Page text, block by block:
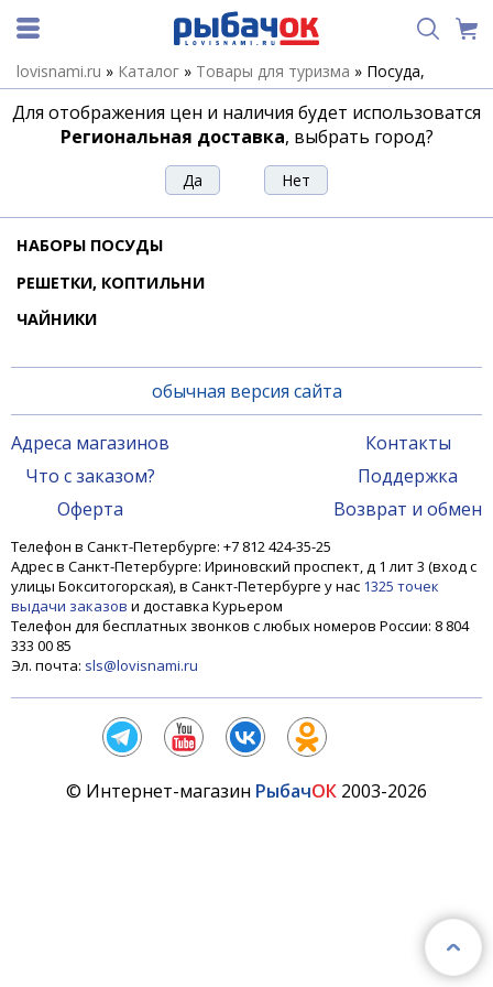
lovisnami.ru » Каталог » Товары для туризма » Посуда,
аксессуары
Посуда, аксессуары
ИЗОТЕРМИЧЕСКИЕ КОНТЕЙНЕРЫ
НАБОРЫ ПОСУДЫ
РЕШЕТКИ, КОПТИЛЬНИ
ЧАЙНИКИ
Для отображения цен и наличия будет использоватся
Региональная доставка, выбрать город?
обычная версия сайта
Адреса магазинов
Что с заказом?
Оферта
Контакты
Поддержка
Возврат и обмен
Телефон в Санкт-Петербурге: +7 812 424-35-25
Адрес в Санкт-Петербурге: Ириновский проспект, д 1 лит 3 (вход с
улицы Бокситогорская), в Санкт-Петербурге у нас 1325 точек
выдачи заказов и доставка Курьером
Телефон для бесплатных звонков с любых номеров России: 8 804
333 00 85
Эл. почта: sls@lovisnami.ru
© Интернет-магазин РыбачОК 2003-2026